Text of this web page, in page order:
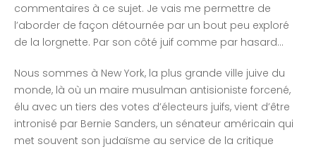
commentaires à ce sujet. Je vais me permettre de
l’aborder de façon détournée par un bout peu exploré
de la lorgnette. Par son côté juif comme par hasard…
Nous sommes à New York, la plus grande ville juive du
monde, là où un maire musulman antisioniste forcené,
élu avec un tiers des votes d’électeurs juifs, vient d’être
intronisé par Bernie Sanders, un sénateur américain qui
met souvent son judaïsme au service de la critique